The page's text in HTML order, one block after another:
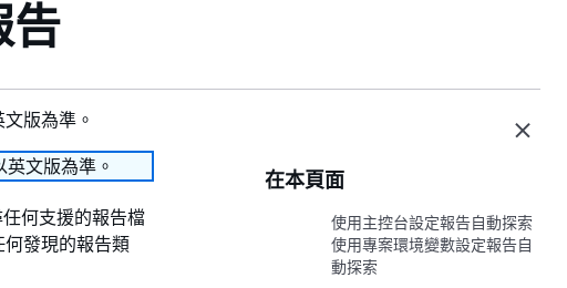
告
版為準。
文版為準。
何支援的報告檔
發現的報告類
在本頁面
使用主控台設定報告自動探索
使用專案環境變數設定報告自
動探索